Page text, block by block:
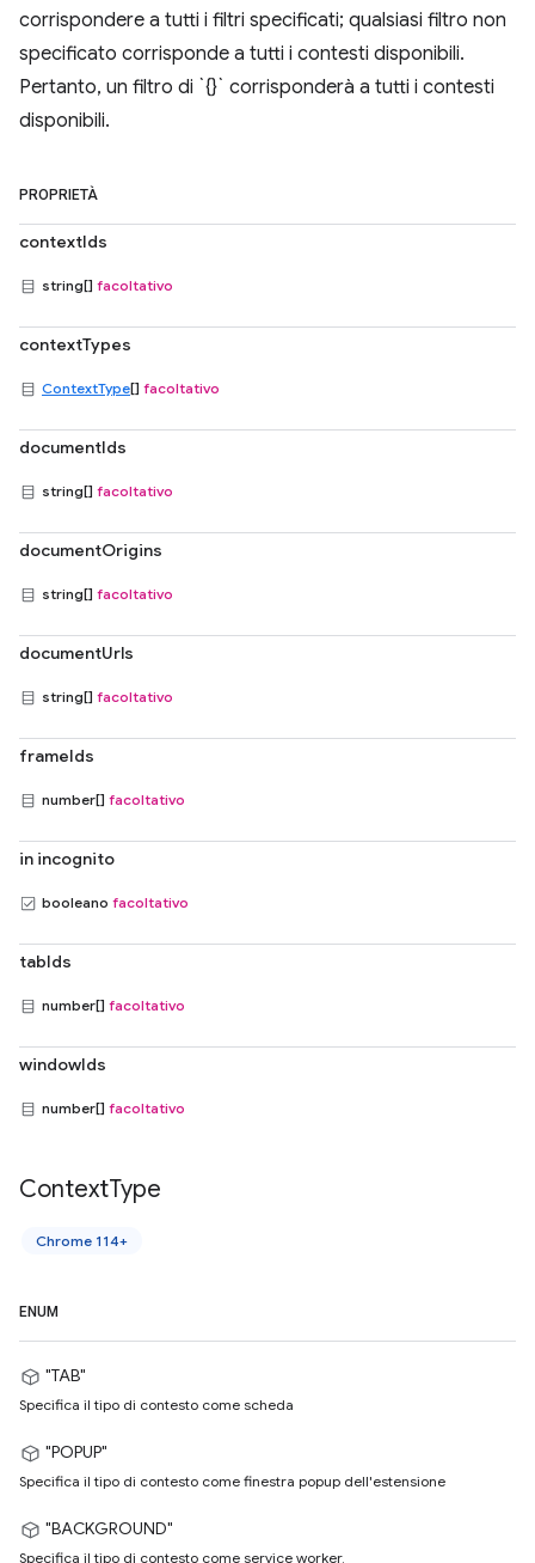
corrispondere a tutti i filtri specificati; qualsiasi filtro non
specificato corrisponde a tutti i contesti disponibili.
Pertanto, un filtro di `{}` corrisponderà a tutti i contesti
disponibili.
PROPRIETÀ
contextIds
string[] facoltativo
contextTypes
ContextType[] facoltativo
documentIds
string[] facoltativo
documentOrigins
string[] facoltativo
documentUrls
string[] facoltativo
frameIds
number[] facoltativo
in incognito
booleano facoltativo
tabIds
number[] facoltativo
windowIds
number[] facoltativo
ContextType
Chrome 114+
ENUM
"TAB"
Specifica il tipo di contesto come scheda
"POPUP"
Specifica il tipo di contesto come finestra popup dell'estensione
"BACKGROUND"
Specifica il tipo di contesto come service worker.